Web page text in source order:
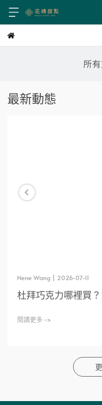
所
最新動態
Nene Wang | 2026-07-11
杜拜巧克力哪裡買
閱讀更多 ->